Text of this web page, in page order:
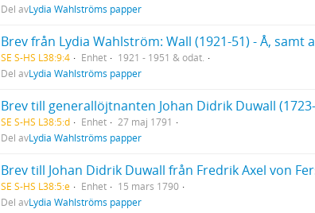
Del avLydia Wahlströms papper
Brev från Lydia Wahlström: Wall (1921-51) - Å,
SE S-HS L38:9:4 Enhet
1921 - 1951 & odat.
Del avLydia Wahlströms papper
SE S-HS L38:5:d Enhet
27 maj 1791
Del avLydia Wahlströms papper
Brev till Johan Didrik Duwall från Fredrik Axel von
SE S-HS L38:5:e Enhet
15 mars 1790
Del avLydia Wahlströms papper